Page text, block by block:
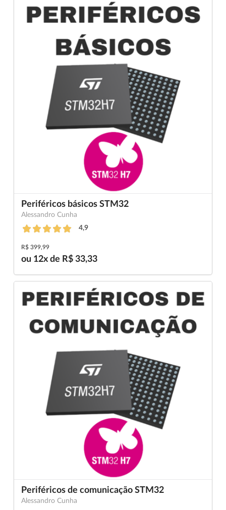
Periféricos básicos STM32
Alessandro Cunha
4,9
R$ 399,99
ou 12x de R$ 33,33
Periféricos de comunicação STM32
Alessandro Cunha